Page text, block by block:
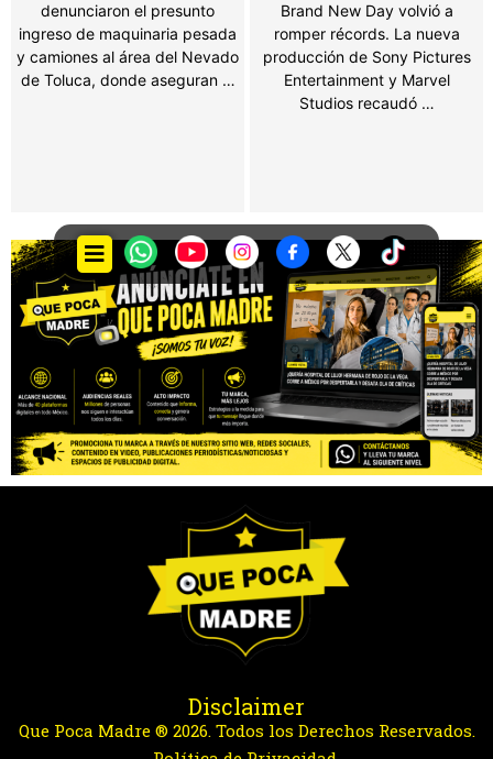
Brand New Day volvió a
romper récords. La nueva
producción de Sony Pictures
Entertainment y Marvel
El doble medallista olímpico
soltó una frase que
aficionados interpretaron
como una indirecta a la
Selección Mexicana y las
Disclaimer
Que Poca Madre ® 2026. Todos los Derechos Reservados.